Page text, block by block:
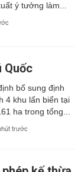
ý tưởng làm...
Quốc
bổ sung định
4 khu lấn biển tại
ha trong tổng...
trước